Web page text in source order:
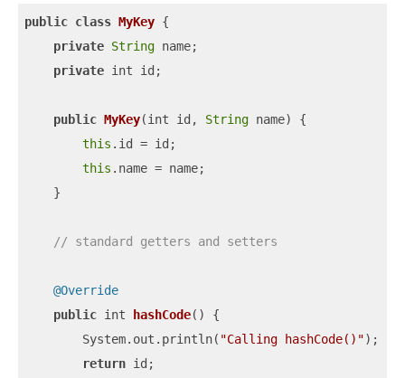
public class MyKey {
private String name;
private int id;
public MyKey(int id, String name)
{
this .id = id;
this .name = name;
    }
// standard getters and setters
@Override
public int hashCode( )
{
        System.out.println(
"Calling hashCode()");
return id;